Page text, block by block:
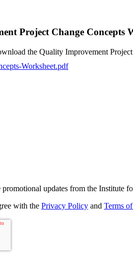
Project Change Concepts
to download the
Worksheet.pdf
updates from the Institute
with the Privacy Policy and Terms